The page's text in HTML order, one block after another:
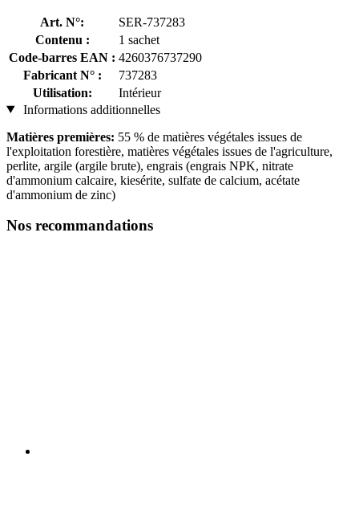
Art. N°:
SER-737283
Contenu :
1 sachet
Code-barres EAN : 4260376737290
Fabricant N° :
737283
Utilisation:
Intérieur
Informations additionnelles
Matières premières: 55 % de matières végétales issues de
l'exploitation forestière, matières végétales issues de l'agriculture,
perlite, argile (argile brute), engrais (engrais NPK, nitrate
d'ammonium calcaire, kiesérite, sulfate de calcium, acétate
d'ammonium de zinc)
Nos recommandations